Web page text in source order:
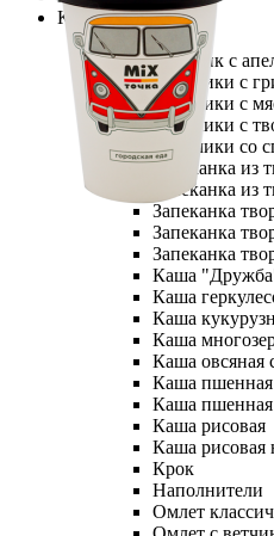
Компания
Завтраки
Блинчик с
Блинчики с
Блинчики с
Блинчики с
Блинчики со
Запеканка из
Запеканка из
Запеканка
Запеканка
Запеканка
Каша
Каша
Каша
Каша
Каша овсяная
Каша пшенная
Каша пшенная
Каша рисовая
Каша рисовая
Крок
Наполнители
Омлет